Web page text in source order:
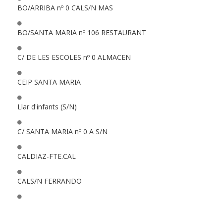
BO/ARRIBA nº 0 CALS/N MAS
BO/SANTA MARIA nº 106 RESTAURANT
C/ DE LES ESCOLES nº 0 ALMACEN
CEIP SANTA MARIA
Llar d'infants (S/N)
C/ SANTA MARIA nº 0 A S/N
CALDIAZ-FTE.CAL
CALS/N FERRANDO